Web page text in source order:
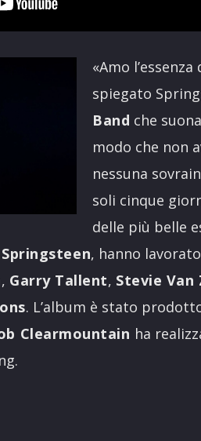
«Amo
spiegato
Band che
modo che non
nessuna
soli cinque
delle più belle
Springsteen, hanno
, Garry Tallent, Stevie Van
. L’album è stato
Clearmountain ha